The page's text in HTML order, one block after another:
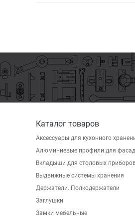
Каталог товаров
Аксессуары для кухонного
Алюминиевые профили для
Вкладыши для столовых
Выдвижные системы хранения
Держатели. Полкодержатели
Заглушки
Замки мебельные